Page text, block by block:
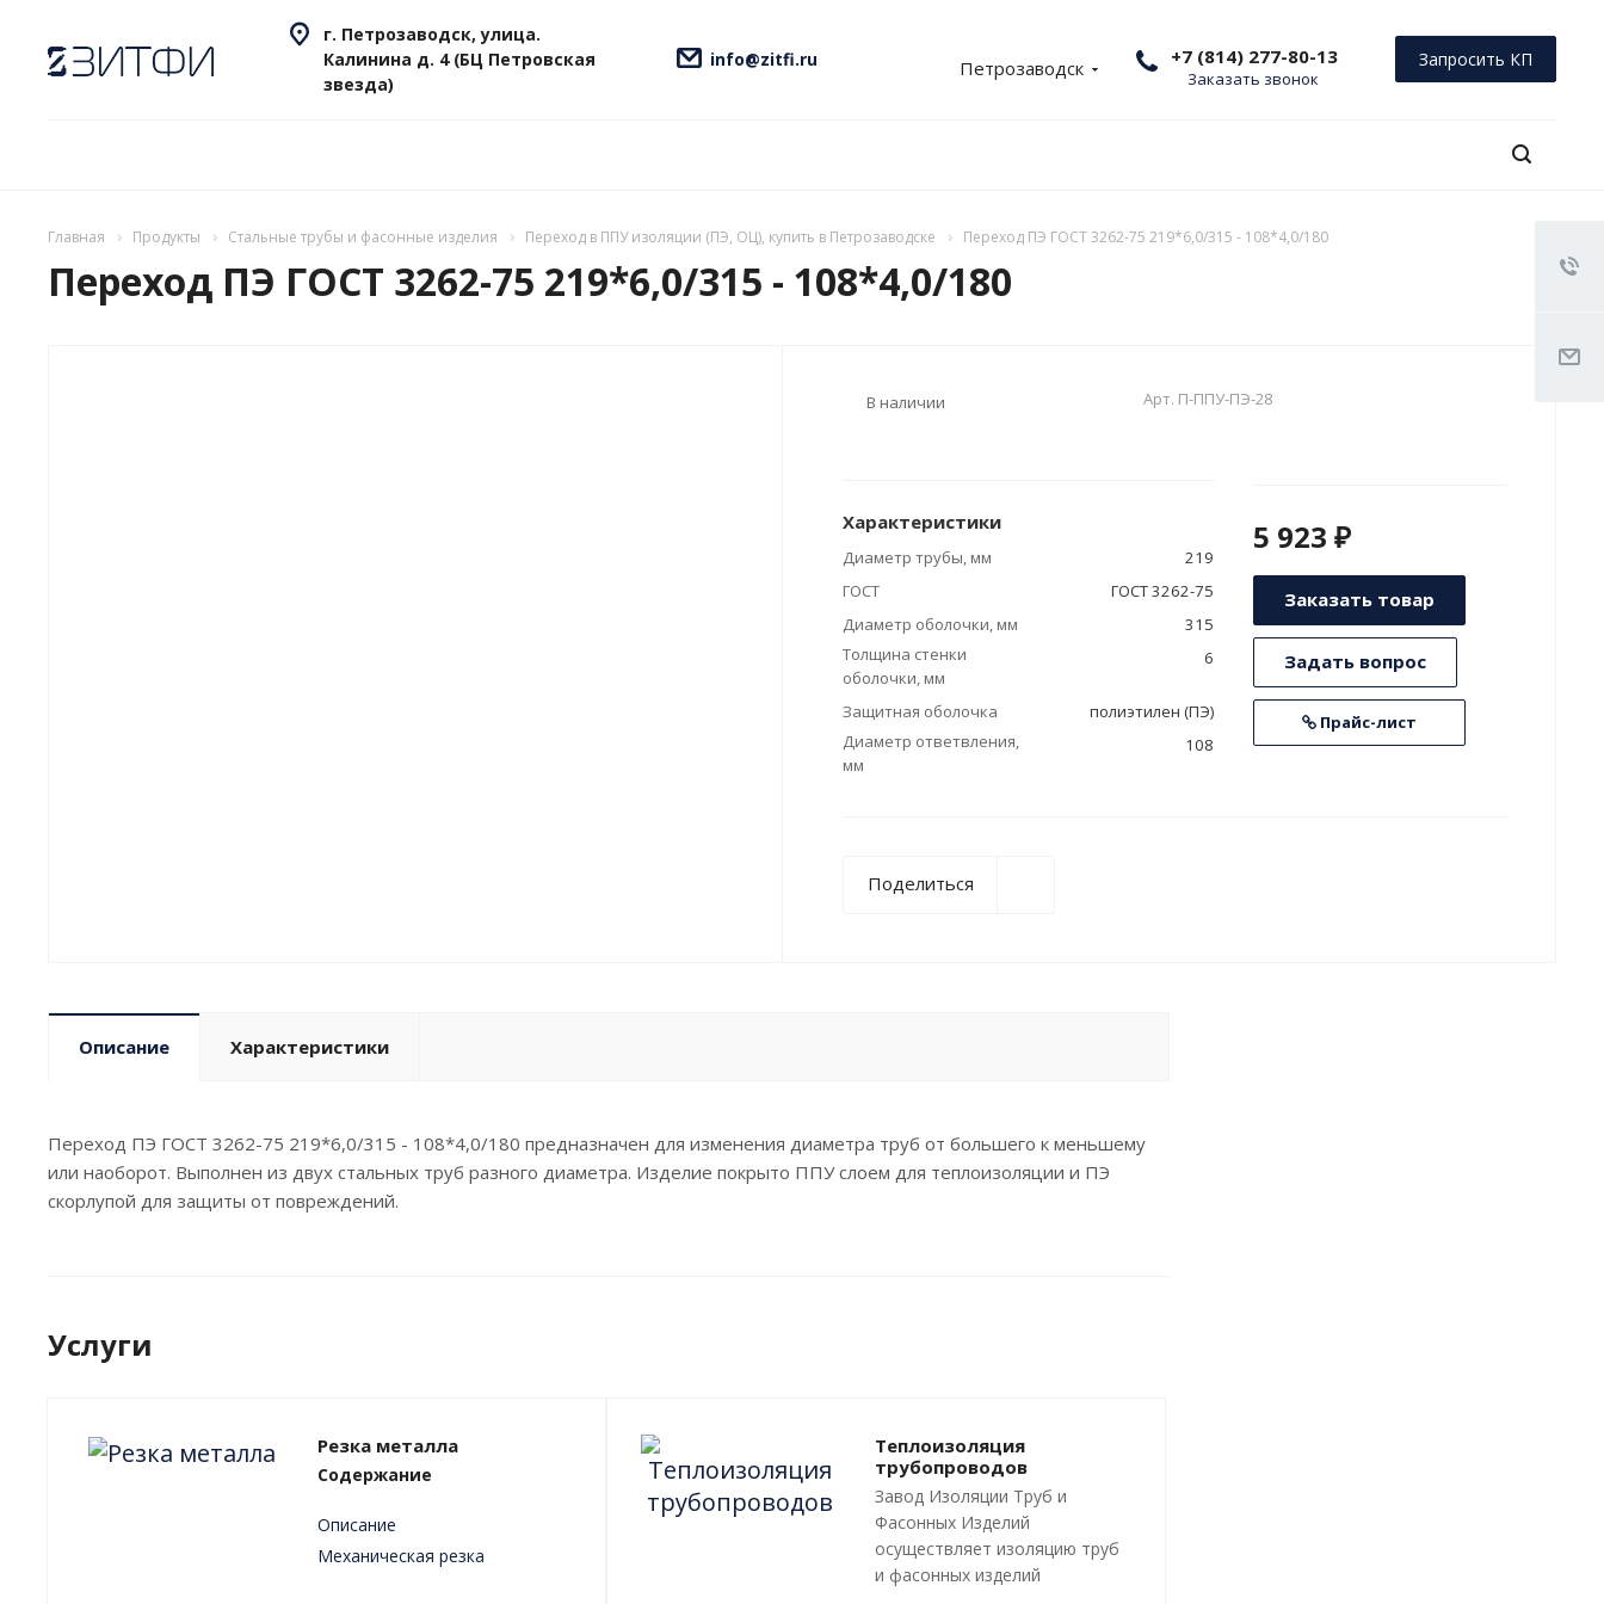
Петрозаводск +7 (814) 277-80-13
Заказать звонок
Запросить КП
info@zitfi.ru
г. Петрозаводск, улица.
Калинина д. 4 (БЦ Петровская
звезда)
Главная Продукты Стальные трубы и фасонные изделия Переход в ППУ изоляции (ПЭ, ОЦ), купить в Петрозаводске Переход ПЭ ГОСТ 3262-75 219*6,0/315 - 108*4,0/180
Переход ПЭ ГОСТ 3262-75 219*6,0/315 - 108*4,0/180
В наличии Арт. П-ППУ-ПЭ-28
Характеристики
Диаметр трубы, мм
219
ГОСТ
ГОСТ 3262-75
Диаметр оболочки, мм
315
Толщина стенки
оболочки, мм
6
Защитная оболочка
полиэтилен (ПЭ)
Диаметр ответвления,
мм
108
5 923 ₽
Заказать товар
Задать вопрос
Прайс-лист
Поделиться
Описание Характеристики
Переход ПЭ ГОСТ 3262-75 219*6,0/315 - 108*4,0/180 предназначен для изменения диаметра труб от большего к меньшему
или наоборот. Выполнен из двух стальных труб разного диаметра. Изделие покрыто ППУ слоем для теплоизоляции и ПЭ
скорлупой для защиты от повреждений.
Услуги
Резка металла
Содержание
Описание
Механическая резка
Теплоизоляция
трубопроводов
Завод Изоляции Труб и
Фасонных Изделий
осуществляет изоляцию труб
и фасонных изделий